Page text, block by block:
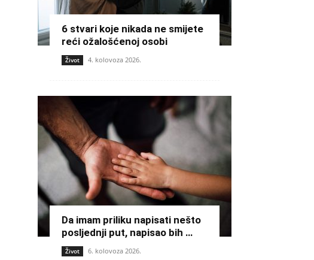
6 stvari koje nikada ne smijete
reći ožalošćenoj osobi
Život 4. kolovoza 2026.
Da imam priliku napisati nešto
posljednji put, napisao bih …
Život 6. kolovoza 2026.